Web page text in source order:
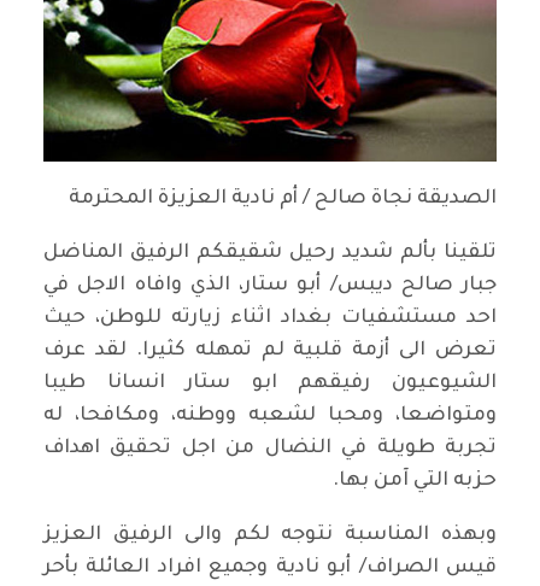
الصديقة نجاة صالح / أم نادية العزيزة المحترمة
تلقينا بألم شديد رحيل شقيقكم الرفيق المناضل
جبار صالح ديبس/ أبو ستار، الذي وافاه الاجل في
احد مستشفيات بغداد اثناء زيارته للوطن، حيث
تعرض الى أزمة قلبية لم تمهله كثيرا. لقد عرف
الشيوعيون رفيقهم ابو ستار انسانا طيبا
ومتواضعا، ومحبا لشعبه ووطنه، ومكافحا، له
تجربة طويلة في النضال من اجل تحقيق اهداف
حزبه التي آمن بها.
وبهذه المناسبة نتوجه لكم والى الرفيق العزيز
قيس الصراف/ أبو نادية وجميع افراد العائلة بأحر